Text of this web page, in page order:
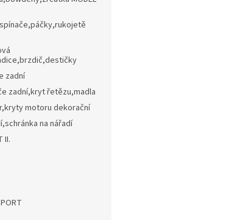
zadní
zadní,kryt řetězu,madla
motoru dekorační
na nářadí
II.